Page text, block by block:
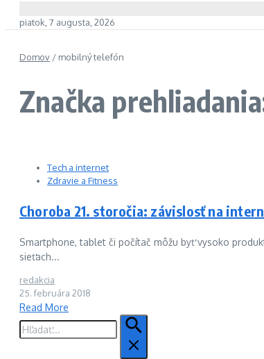
piatok, 7 augusta, 2026
Domov / mobilný telefón
Značka
Tech a internet
Zdravie a Fitness
Choroba 21. storočia: závislosť na
Smartphone, tablet či počítač môžu byť vysoko
sieťach...
redakcia
25. februára 2018
Read More
Hľadať: